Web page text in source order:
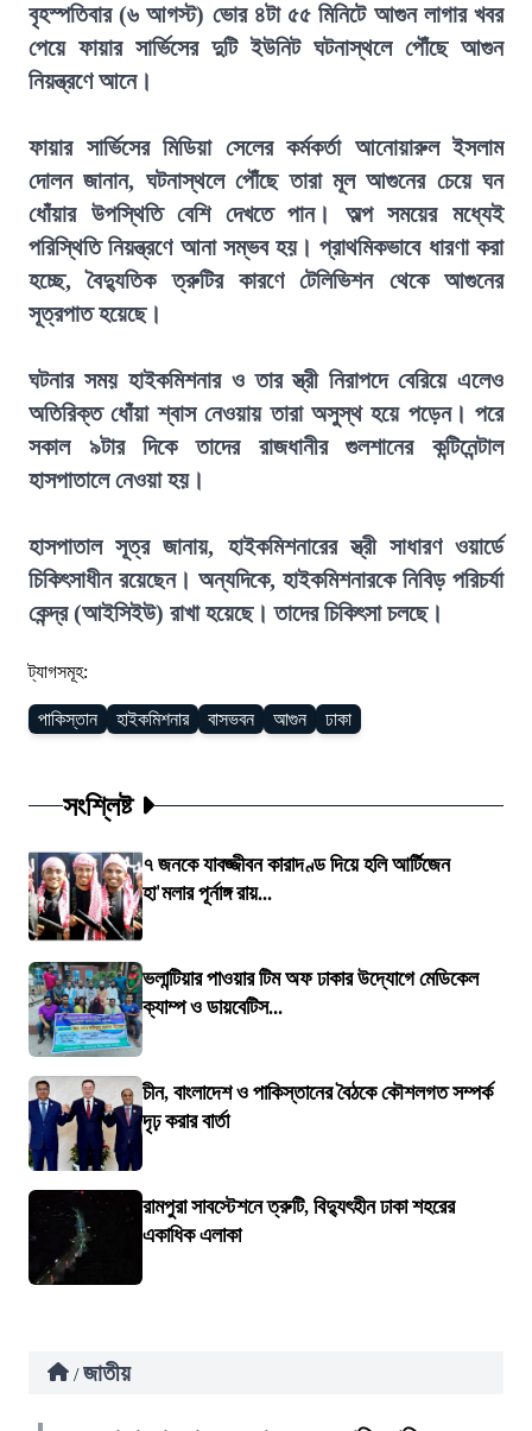
বৃহস্পতিবার (৬ আগস্ট) ভোর ৪টা ৫৫ মিনিটে আগুন লাগার খবর
পেয়ে ফায়ার সার্ভিসের দুটি ইউনিট ঘটনাস্থলে পৌঁছে আগুন
নিয়ন্ত্রণে আনে।
ফায়ার সার্ভিসের মিডিয়া সেলের কর্মকর্তা আনোয়ারুল ইসলাম
দোলন জানান, ঘটনাস্থলে পৌঁছে তারা মূল আগুনের চেয়ে ঘন
ধোঁয়ার উপস্থিতি বেশি দেখতে পান। অল্প সময়ের মধ্যেই
পরিস্থিতি নিয়ন্ত্রণে আনা সম্ভব হয়। প্রাথমিকভাবে ধারণা করা
হচ্ছে, বৈদ্যুতিক ত্রুটির কারণে টেলিভিশন থেকে আগুনের
সূত্রপাত হয়েছে।
ঘটনার সময় হাইকমিশনার ও তার স্ত্রী নিরাপদে বেরিয়ে এলেও
অতিরিক্ত ধোঁয়া শ্বাস নেওয়ায় তারা অসুস্থ হয়ে পড়েন। পরে
সকাল ৯টার দিকে তাদের রাজধানীর গুলশানের কন্টিনেন্টাল
হাসপাতালে নেওয়া হয়।
হাসপাতাল সূত্র জানায়, হাইকমিশনারের স্ত্রী সাধারণ ওয়ার্ডে
চিকিৎসাধীন রয়েছেন। অন্যদিকে, হাইকমিশনারকে নিবিড় পরিচর্যা
কেন্দ্র (আইসিইউ) রাখা হয়েছে। তাদের চিকিৎসা চলছে।
ট্যাগসমূহ:
পাকিস্তান হাইকমিশনার বাসভবন আগুন ঢাকা
সংশ্লিষ্ট
৭ জনকে যাবজ্জীবন কারাদণ্ড দিয়ে হলি আর্টিজেন
হা'মলার পূর্নাঙ্গ রায়...
ভলান্টিয়ার পাওয়ার টিম অফ ঢাকার উদ্যোগে মেডিকেল
ক্যাম্প ও ডায়বেটিস...
চীন, বাংলাদেশ ও পাকিস্তানের বৈঠকে কৌশলগত সম্পর্ক
দৃঢ় করার বার্তা
রামপুরা সাবস্টেশনে ত্রুটি, বিদ্যুৎহীন ঢাকা শহরের
একাধিক এলাকা
/ জাতীয়